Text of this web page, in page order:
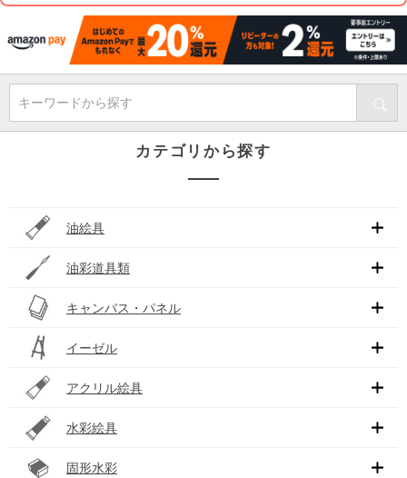
キーワードから探す
カテゴリから探す
油絵具
油彩道具類
キャンバス・パネル
イーゼル
アクリル絵具
水彩絵具
固形水彩